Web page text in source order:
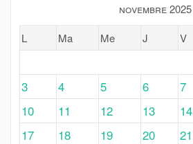
novembre 2025
L
Ma Me J V
3
4 5 6 7
10
11 12 13 14
17
18 19 20 21